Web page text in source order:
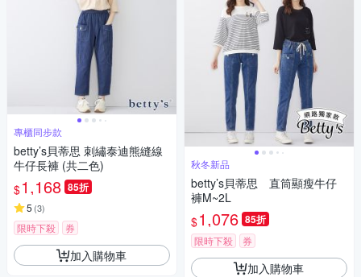
專櫃同步款
betty’s貝蒂思 刺繡泰迪熊縫線
牛仔長褲 (共二色)
$1,168 85折
5 (3)
限時下殺 券
加入購物車
秋冬新品
betty’s貝蒂思 直筒顯瘦牛仔
褲M~2L
$1,076 85折
限時下殺 券
加入購物車